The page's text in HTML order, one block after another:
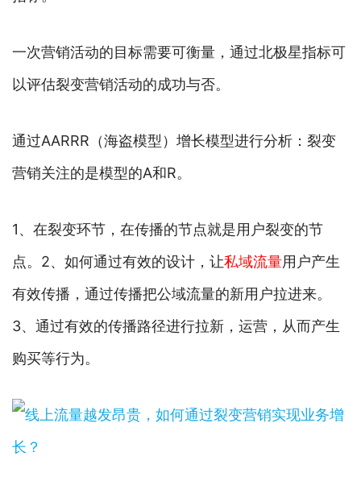
一次营销活动的目标需要可衡量，通过北极星指标可
以评估裂变营销活动的成功与否。
通过AARRR（海盗模型）增长模型进行分析：裂变
营销关注的是模型的A和R。
1、在裂变环节，在传播的节点就是用户裂变的节
点。2、如何通过有效的设计，让私域流量用户产生
有效传播，通过传播把公域流量的新用户拉进来。
3、通过有效的传播路径进行拉新，运营，从而产生
购买等行为。